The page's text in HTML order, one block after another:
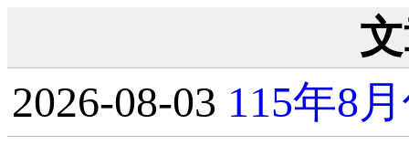
2026-08-03 115年8